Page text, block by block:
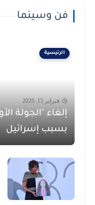
فن وسينما
الرئيسية
فبراير 15, 2026
بسبب إسرائيل